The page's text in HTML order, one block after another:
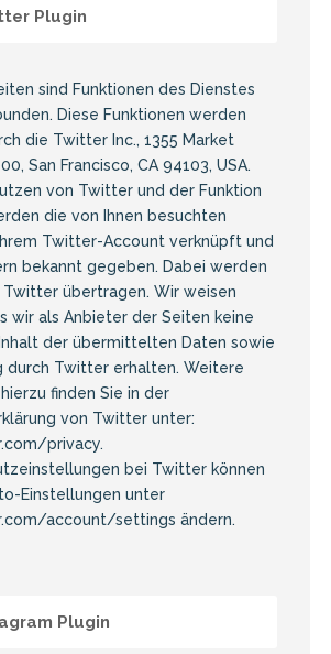
Plugin
sind Funktionen des Dienstes
Diese Funktionen werden
die Twitter Inc., 1355 Market
San Francisco, CA 94103, USA.
von Twitter und der Funktion
die von Ihnen besuchten
Twitter-Account verknüpft und
bekannt gegeben. Dabei werden
Twitter übertragen. Wir weisen
wir als Anbieter der Seiten keine
der übermittelten Daten sowie
durch Twitter erhalten. Weitere
finden Sie in der
von Twitter unter:
privacy.
bei Twitter können
Einstellungen unter
account/settings ändern.
Plugin